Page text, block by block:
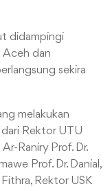
didampingi
Aceh dan
sekira
melakukan
Rektor UTU
Raniry Prof. Dr.
Prof. Dr. Danial,
Rektor USK